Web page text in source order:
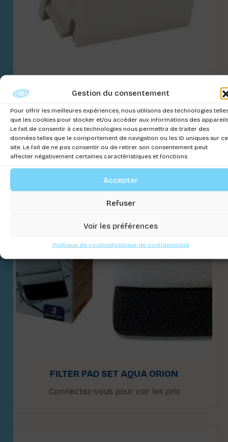
Gestion du consentement
Pour offrir les meilleures expériences, nous utilisons des technologies
que les cookies pour stocker et/ou accéder aux informations des
Le fait de consentir à ces technologies nous permettra de traiter des
données telles que le comportement de navigation ou les ID uniques sur ce
site. Le fait de ne pas consentir ou de retirer son consentement peut
affecter négativement certaines caractéristiques et fonctions.
Accepter
Refuser
Voir les préférences
Politique de cookiesPolitique de confidentialité
PENTURE DE RECHANGE RIV.LED 40/60/80
BLANCHE
Connectez-vous pour voir les prix
FILTER PAD SET AQUA ORION
Connectez-vous pour voir les prix